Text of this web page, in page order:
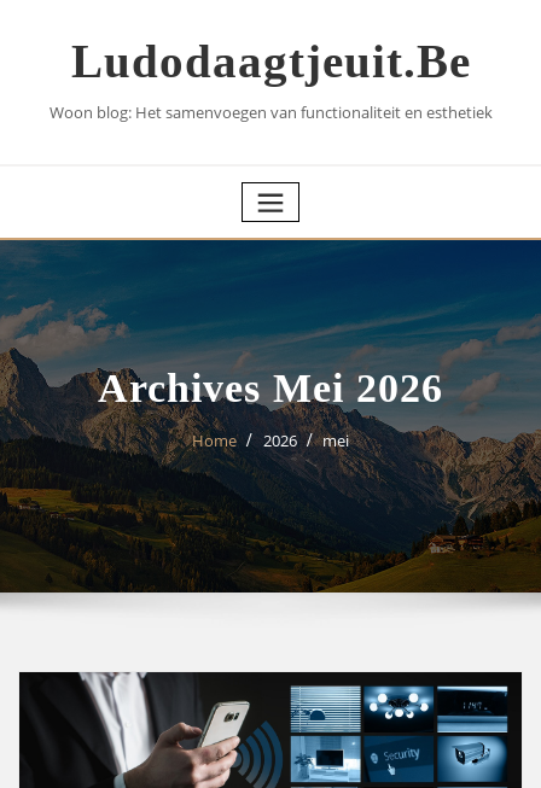
Ludodaagtjeuit.be
Woon blog: Het samenvoegen van functionaliteit en esthetiek
Archives Mei 2026
Home 2026 mei